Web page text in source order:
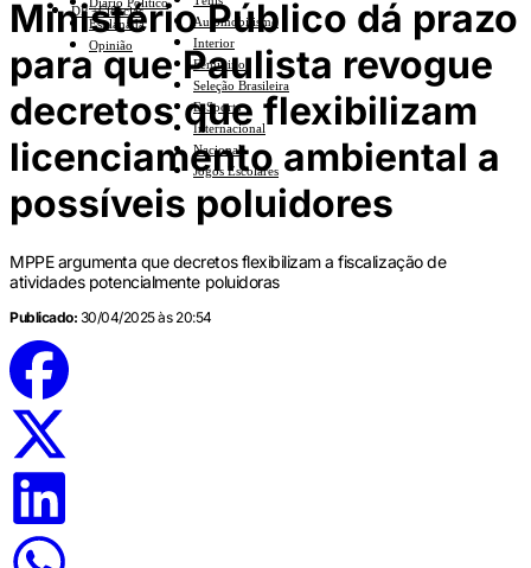
Automobilismo
Interior
Feminino
Seleção Brasileira
E-Sports
Internacional
Nacional
Jogos Escolares
DP +Ciências
Esplanada
Opinião
Ministério Público dá prazo
para que Paulista revogue
decretos que flexibilizam
licenciamento ambiental a
possíveis poluidores
MPPE argumenta que decretos flexibilizam a fiscalização de
atividades potencialmente poluidoras
Publicado: 30/04/2025 às 20:54